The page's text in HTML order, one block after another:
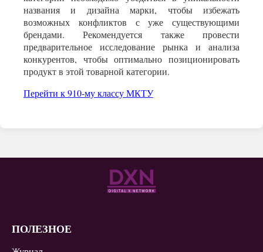
названия и дизайна марки, чтобы избежать
возможных конфликтов с уже существующими
брендами. Рекомендуется также провести
предварительное исследование рынка и анализа
конкурентов, чтобы оптимально позиционировать
продукт в этой товарной категории.
Перейти к 910-му классу МКТУ
ПОЛЕЗНОЕ